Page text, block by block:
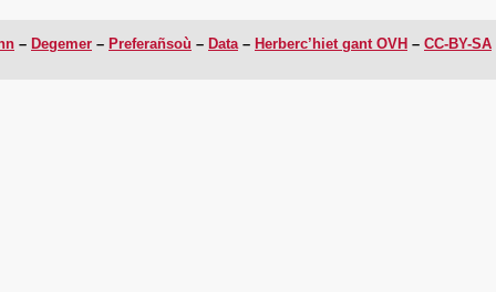
Degemer Preferañsoù Data Herberc’hiet gant OVH CC-BY-SA